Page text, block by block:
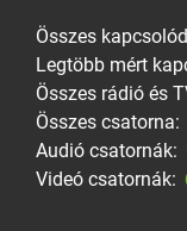
Összes
Legtöbb mért
Összes rádió és
Összes csatorna:
Audió csatornák:
Videó csatornák: